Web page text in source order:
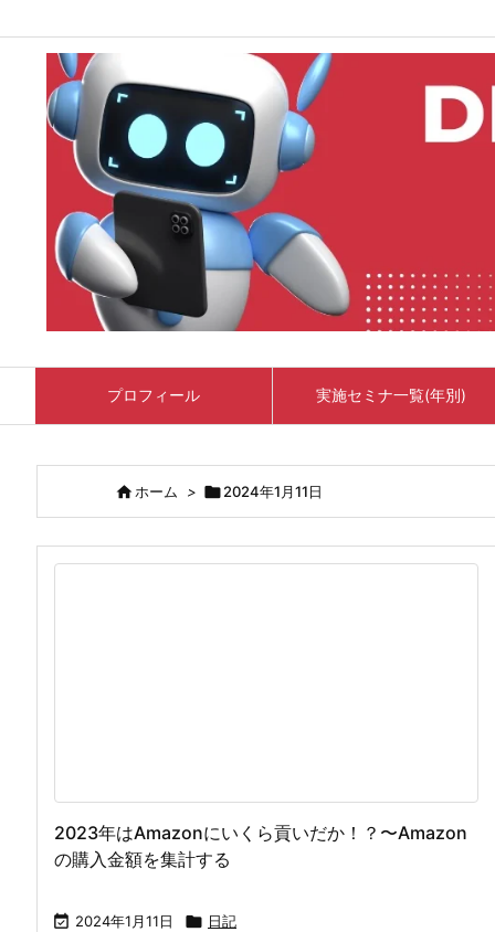
プロフィール 実施セミナ一覧(年別)
ホーム > 2024年1月11日
2023年はAmazonにいくら貢いだか！？〜Amazon
の購入金額を集計する
 2024年1月11日  日記